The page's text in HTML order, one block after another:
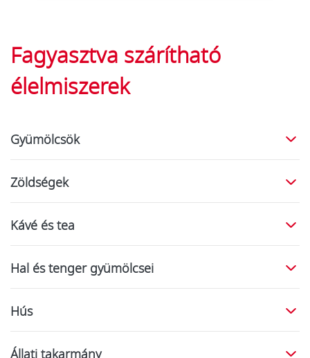
Fagyasztva szárítható
élelmiszerek
Gyümölcsök
Zöldségek
Kávé és tea
Hal és tenger gyümölcsei
Hús